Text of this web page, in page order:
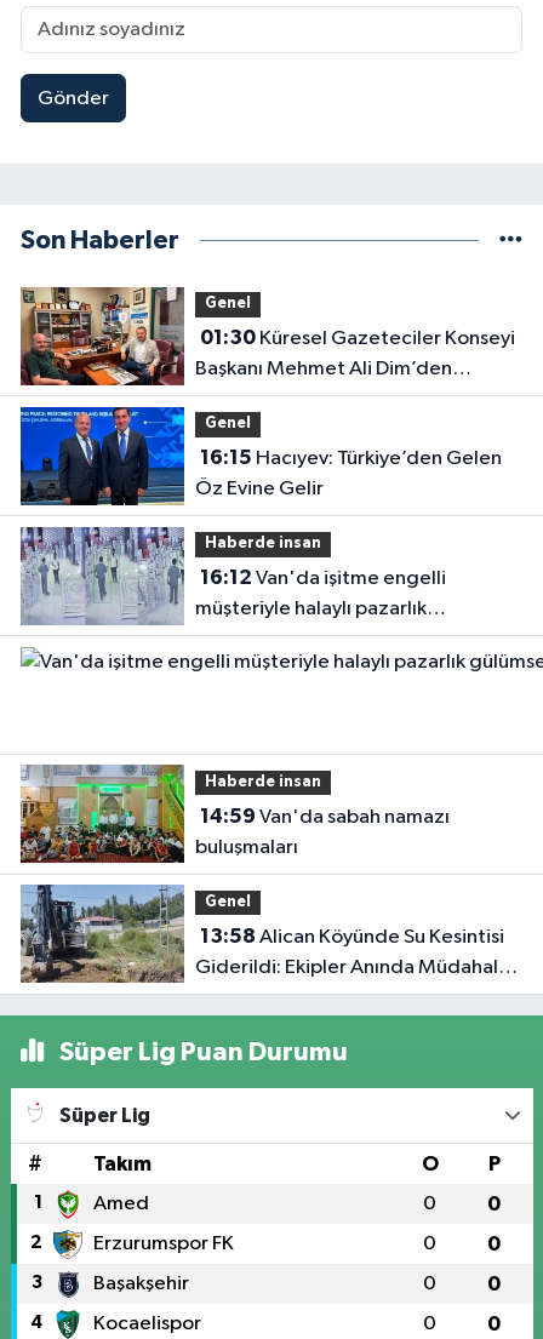
Gönder
Son Haberler
Genel
01:30Küresel Gazeteciler Konseyi
Başkanı Mehmet Ali Dim’den
Gazetemize Ziyaret
Genel
16:15
Öz Evine Gelir
Haberde insan
16:12
müşteriyle halaylı pazarlık
gülümsetti
Haberde insan
14:59
buluşmaları
Genel
13:58
Giderildi: Ekipler Anında Müdahale
Etti
Süper Lig Puan Durumu
Süper Lig
# Takım O P
1 Amed 0 0
2 Erzurumspor FK 0 0
3 Başakşehir 0 0
4 Kocaelispor 0 0